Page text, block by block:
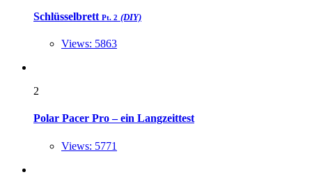
Schlüsselbrett Pt. 2 (DIY)
Views: 5863
2
Polar Pacer Pro – ein Langzeittest
Views: 5771